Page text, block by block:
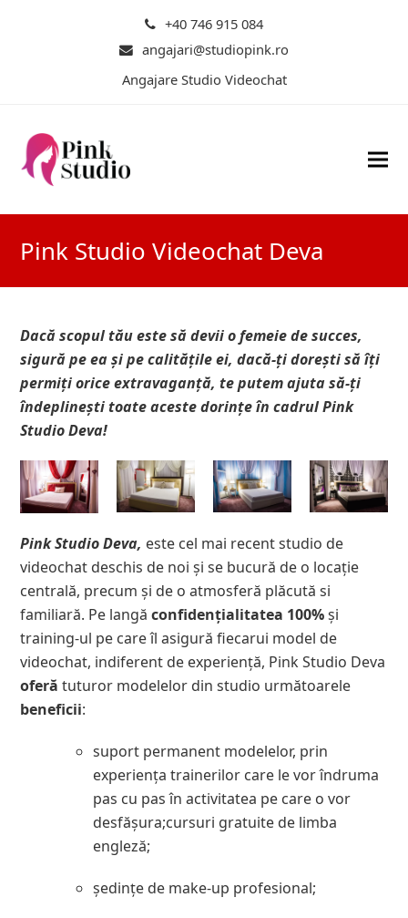
+40 746 915 084
angajari@studiopink.ro
Angajare Studio Videochat
Pink Studio Videochat Deva
Dacă scopul tău este să devii o femeie de succes,
sigură pe ea și pe calitățile ei, dacă-ți dorești să îți
permiți orice extravaganță, te putem ajuta să-ți
îndeplinești toate aceste dorințe în cadrul Pink
Studio Deva!
Pink Studio Deva, este cel mai recent studio de
videochat deschis de noi și se bucură de o locație
centrală, precum și de o atmosferă plăcută si
familiară. Pe langăconfidențialitatea 100%și
training-ul pe care îl asigură fiecarui model de
videochat, indiferent de experiență, Pink Studio Deva
oferătuturor modelelor din studio următoarele
beneficii:
suport permanent modelelor, prin
experiența trainerilor care le vor îndruma
pas cu pas în activitatea pe care o vor
desfășura;cursuri gratuite de limba
engleză;
ședințe de make-up profesional;